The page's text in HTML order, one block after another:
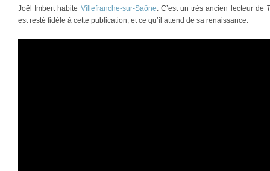
Joël Imbert habite Villefranche-sur-Saône . C’est un très ancien lecteur de
est resté fidèle à cette publication, et ce qu’il attend de sa renaissance.